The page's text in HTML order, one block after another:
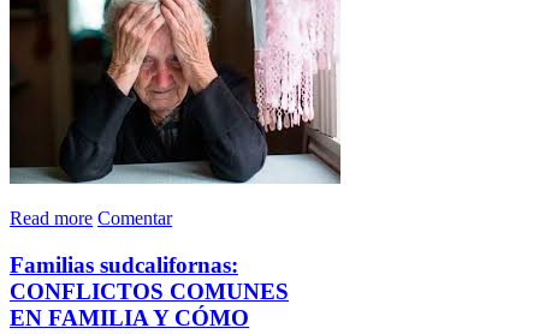
Read more Comentar
Familias sudcalifornas:
CONFLICTOS COMUNES
EN FAMILIA Y CÓMO